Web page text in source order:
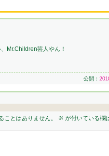
Mr.Children芸人やん！
公開：
ことはありません。
※ が付いている欄